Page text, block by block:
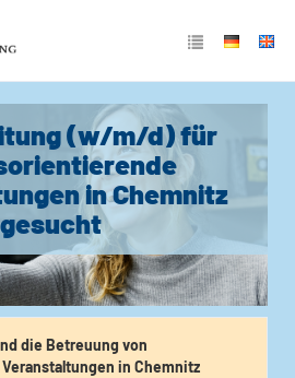
(w/m/d) für
in Chemnitz
gesucht
die Betreuung von
in Chemnitz